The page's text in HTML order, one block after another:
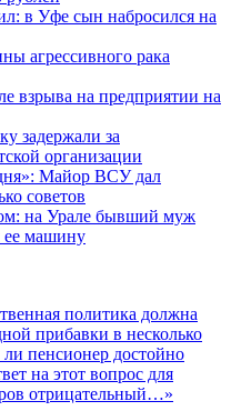
в Уфе сын набросился на
агрессивного рака
взрыва на предприятии на
задержали за
организации
Майор ВСУ дал
советов
на Урале бывший муж
ее машину
политика должна
прибавки в несколько
ли пенсионер достойно
на этот вопрос для
отрицательный…»